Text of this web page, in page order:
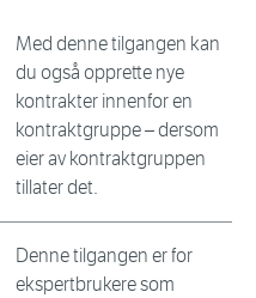
Med denne tilgangen kan
du også opprette nye
kontrakter innenfor en
kontraktgruppe – dersom
eier av kontraktgruppen
tillater det.
Denne tilgangen er for
ekspertbrukere som